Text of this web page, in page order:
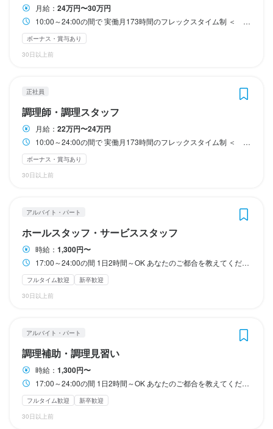
月給： 24万円〜30万円
10:00～24:00の間で 実働月173時間のフレックスタイム制 ＜ 勤務シフト ＞ 10:00～18:00（昼） 16:00～24:00（夜） 10:00～24:00（通し） ・長時間勤務にならないよう、 残業時間は本社でこまめに管理しています ・もちろん残業代はしっかり支給！ 別日にお休みをとってもOKです！ ・営業は夕方17:00以降から。 それまでは仕込みや準備を行います。 ・スタッフの労働時間を守るため、 昼の時間帯は営業をしていません。 ※ランチタイムのみ、 社内で運営しているお弁当屋さんが お店の場所を借りて営業しています。
ボーナス・賞与あり
30日以上前
正社員
調理師・調理スタッフ
月給： 22万円〜24万円
10:00～24:00の間で 実働月173時間のフレックスタイム制 ＜ 勤務シフト ＞ 10:00～18:00（昼） 16:00～24:00（夜） 10:00～24:00（通し） ・長時間勤務にならないよう、 残業時間は本社でこまめに管理しています ・もちろん残業代はしっかり支給！ 別日にお休みをとってもOKです！ ・営業は夕方17:00以降から。 それまでは仕込みや準備を行います。 ・スタッフの労働時間を守るため、 昼の時間帯は営業をしていません。 ※ランチタイムのみ、 社内で運営しているお弁当屋さんが お店の場所を借りて営業しています。
ボーナス・賞与あり
30日以上前
アルバイト・パート
ホールスタッフ・サービススタッフ
時給： 1,300円〜
17:00～24:00の間 1日2時間～OK あなたのご都合を教えてください ＜ 勤務シフト例 ＞ 17:00～19:00（2時間） 18:00～21:00（3時間） 18:00～24:00（6時間）など
フルタイム歓迎
新卒歓迎
30日以上前
アルバイト・パート
調理補助・調理見習い
時給： 1,300円〜
17:00～24:00の間 1日2時間～OK あなたのご都合を教えてください ＜ 勤務シフト例 ＞ 17:00～19:00（2時間） 18:00～21:00（3時間） 18:00～24:00（6時間）など
フルタイム歓迎
新卒歓迎
30日以上前
・もちろん残業代はしっかり支給！
別日にお休みをとってもOKです！
・営業は夕方17:00以降から。
それまでは仕込みや準備を行います。
昼の時間帯は営業をしていません。
※ランチタイムのみ、
社内で運営しているお弁当屋さんが
お店の場所を借りて営業しています。
終電考慮あり
休日・休暇
完全週休2日制(土日祝)
夏季休暇
年末年始休暇
有給休暇
夏季や年末年始には長期休暇を楽しめます
日曜定休 月8日以上休みあり
待遇
各種社会保険完備（雇用・労災・健康・厚生年金）
交通費全額支給
・もちろん残業代はしっかり支給！
別日にお休みをとってもOKです！
・営業は夕方17:00以降から。
それまでは仕込みや準備を行います。
昼の時間帯は営業をしていません。
※ランチタイムのみ、
社内で運営しているお弁当屋さんが
お店の場所を借りて営業しています。
終電考慮あり
休日・休暇
完全週休2日制(土日祝)
夏季休暇
年末年始休暇
有給休暇
夏季や年末年始には長期休暇を楽しめます
日曜定休 月8日以上休みあり
待遇
各種社会保険完備（雇用・労災・健康・厚生年金）
交通費全額支給
・もちろん残業代はしっかり支給！
別日にお休みをとってもOKです！
・営業は夕方17:00以降から。
それまでは仕込みや準備を行います。
昼の時間帯は営業をしていません。
※ランチタイムのみ、
社内で運営しているお弁当屋さんが
お店の場所を借りて営業しています。
終電考慮あり
休日・休暇
完全週休2日制(土日祝)
夏季休暇
年末年始休暇
有給休暇
夏季や年末年始には長期休暇を楽しめます
日曜定休 月8日以上休みあり
待遇
各種社会保険完備（雇用・労災・健康・厚生年金）
交通費全額支給
・もちろん残業代はしっかり支給！
別日にお休みをとってもOKです！
・営業は夕方17:00以降から。
それまでは仕込みや準備を行います。
昼の時間帯は営業をしていません。
※ランチタイムのみ、
社内で運営しているお弁当屋さんが
お店の場所を借りて営業しています。
終電考慮あり
休日・休暇
完全週休2日制(土日祝)
夏季休暇
年末年始休暇
有給休暇
夏季や年末年始には長期休暇を楽しめます
日曜定休 月8日以上休みあり
待遇
各種社会保険完備（雇用・労災・健康・厚生年金）
交通費全額支給
【例えばこんな働き方で】
「家事や育児の合間に短時間だけ」
「時間の融通がを活かしてWワークで」
「学校帰りにサクッと」
待遇
各種社会保険完備（勤務日数による）
交通費全額支給
制服貸与
美味しいまかない食べ放題
日払い・週払い可／規定
社員登用制度
社会保険完備 制服貸与 社員登用制度あり
特徴
未経験者歓迎
仕事内容
・開店・閉店の準備
・予約対応や管理
・お客様のご案内
・オーダー対応
【例えばこんな働き方で】
「家事や育児の合間に短時間だけ」
「時間の融通がを活かしてWワークで」
「学校帰りにサクッと」
待遇
各種社会保険完備（勤務日数による）
交通費全額支給
制服貸与
美味しいまかない食べ放題
日払い・週払い可／規定
社員登用制度
社会保険完備 制服貸与 社員登用制度あり
特徴
未経験者歓迎
仕事内容
・開店・閉店の準備
・予約対応や管理
・お客様のご案内
・オーダー対応